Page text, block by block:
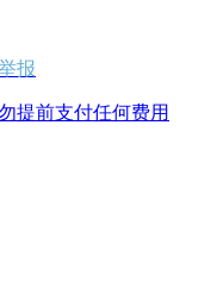
报
提前支付任何费用